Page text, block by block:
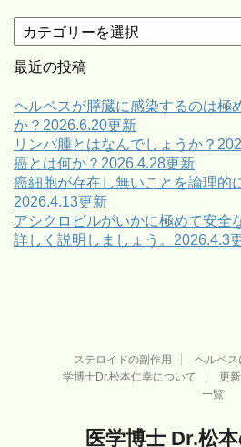
テ
ゴ
ー
最近の投稿
ヘルペスが膵臓に感染するのは極
か？2026.6.20更新
リンパ腫とはなんでしょうか？
癌とは何か？2026.4.28更新
癌細胞が存在し無いことを論理的
2026.4.13更新
アシクロビルがいかに極めて安全
詳しく説明しましょう。2026.4.3
ステロイドの副作用 ヘルペス
学博士Dr.松本仁幸について
更
一覧
医学博士 Dr.松